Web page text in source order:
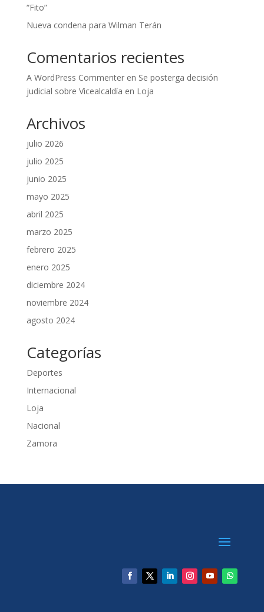
“Fito”
Nueva condena para Wilman Terán
Comentarios recientes
A WordPress Commenteren Se posterga decisión
judicial sobre Vicealcaldía en Loja
Archivos
julio 2026
julio 2025
junio 2025
mayo 2025
abril 2025
marzo 2025
febrero 2025
enero 2025
diciembre 2024
noviembre 2024
agosto 2024
Categorías
Deportes
Internacional
Loja
Nacional
Zamora